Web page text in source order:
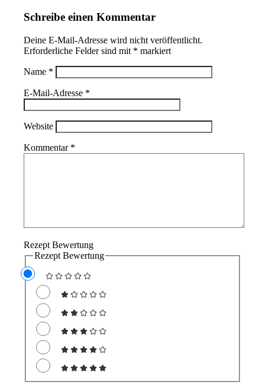
Schreibe einen Kommentar
Deine E-Mail-Adresse wird nicht veröffentlicht.
Erforderliche Felder sind mit * markiert
Name *
E-Mail-Adresse *
Website
Kommentar *
Rezept Bewertung
Rezept Bewertung